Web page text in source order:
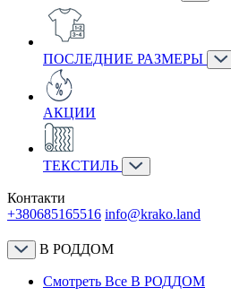
ПОСЛЕДНИЕ РАЗМЕРЫ
АКЦИИ
ТЕКСТИЛЬ
Контакти
+380685165516 info@krako.land
В РОДДОМ
Смотреть Все В РОДДОМ